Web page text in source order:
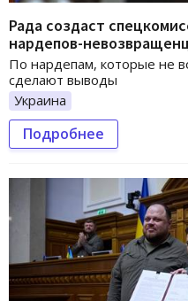
Рада создаст
нардепов-
По нардепам, которые не
сделают выводы
Украина
Подробнее